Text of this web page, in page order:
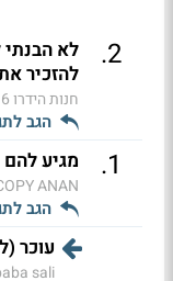
2
.
לא
להזכיר
חנות הידרו
הגב
1
. מגיע להם
ANAN
הגב
עוכר
sali